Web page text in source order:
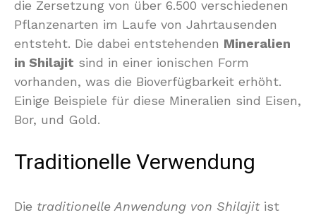
die Zersetzung von über 6.500 verschiedenen
Pflanzenarten im Laufe von Jahrtausenden
entsteht. Die dabei entstehenden Mineralien
in Shilajit sind in einer ionischen Form
vorhanden, was die Bioverfügbarkeit erhöht.
Einige Beispiele für diese Mineralien sind Eisen,
Bor, und Gold.
Traditionelle Verwendung
Die traditionelle Anwendung von Shilajitist